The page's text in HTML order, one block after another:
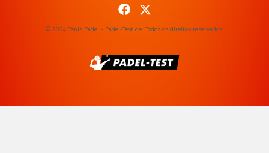
© 2024 Ténis Padel - Padel-Test.de. Todos os direitos reservados.